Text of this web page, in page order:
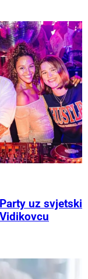
uz svjetski